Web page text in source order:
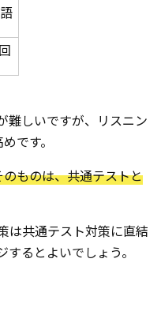
難しいですが、リスニン
です。
ものは、共通テストと
は共通テスト対策に直結
るとよいでしょう。